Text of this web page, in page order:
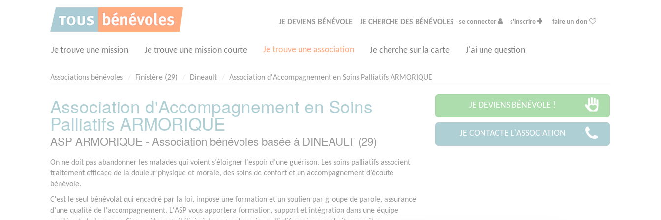
JE DEVIENS BÉNÉVOLE JE CHERCHE DES BÉNÉVOLES se connecter s'inscrire faire un don
Je trouve une mission Je trouve une mission courte Je trouve une association Je cherche sur la carte J'ai une question
Associations bénévoles Finistère (29) Dineault Association d'Accompagnement en Soins Palliatifs ARMORIQUE
Association d'Accompagnement en Soins
Palliatifs ARMORIQUE
ASP ARMORIQUE - Association bénévoles basée à DINEAULT (29)
On ne doit pas abandonner les malades qui voient s’éloigner l’espoir d’une guérison. Les soins palliatifs associent
traitement efficace de la douleur physique et morale, des soins de confort et un accompagnement d’écoute
bénévole.
C'est le seul bénévolat qui encadré par la loi, impose une formation et un soutien par groupe de parole, assurance
d’une qualité de l'accompagnement. L'ASP vous apportera formation, support et intégration dans une équipe
JE DEVIENS BÉNÉVOLE !
JE CONTACTE L'ASSOCIATION